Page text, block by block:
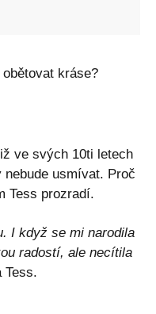
kráse?
ve svých 10ti letech
usmívat. Proč
Tess prozradí.
I když se mi narodila
radostí, ale necítila
Tess.